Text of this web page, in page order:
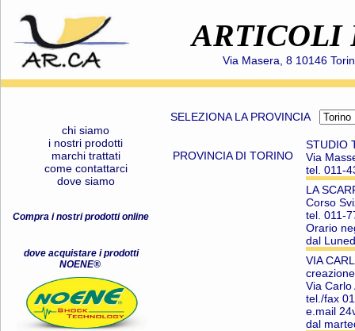
ARTICOLI
Via Masera, 8 10146
chi siamo
i nostri prodotti
marchi trattati
come contattarci
dove siamo
Compra i nostri prodotti online
dove acquistare i prodotti
NOENE®
SELEZIONA LA PROVINCIA
PROVINCIA DI TORINO
STUDIO
Via
tel. 011-
LA
Corso
tel. 011-
Orario
dal
VIA
Via Carlo
tel./fax
e.mail
dal